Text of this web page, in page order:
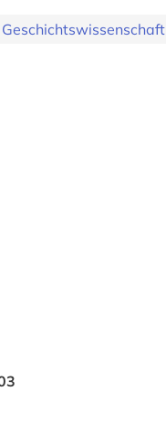
Geschichtswissenschaft